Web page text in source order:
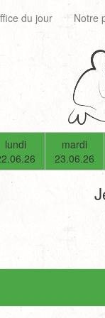
du jour Notre
lundi
mardi
23.06.26